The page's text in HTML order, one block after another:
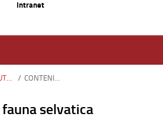
Intranet
ATTI AUTORIZZATIVI IN MATERIA DI GESTIONE FAUNISTICA / CONTENIMENTO FAUNA SELVATICA
selvatica